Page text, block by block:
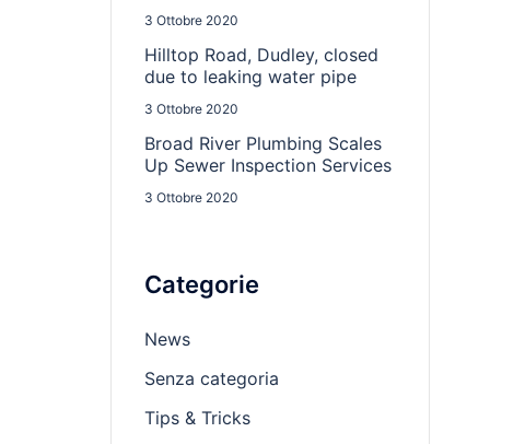
3 Ottobre 2020
Hilltop Road, Dudley, closed
due to leaking water pipe
3 Ottobre 2020
Broad River Plumbing Scales
Up Sewer Inspection Services
3 Ottobre 2020
Categorie
News
Senza categoria
Tips & Tricks